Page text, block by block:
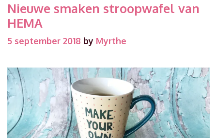
Nieuwe smaken stroopwafel van
HEMA
5 september 2018 by Myrthe